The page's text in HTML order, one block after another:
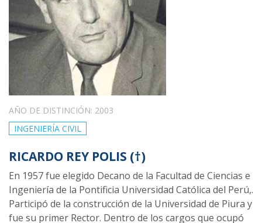
AÑO DE DISTINCIÓN: 2003
INGENIERÍA CIVIL
RICARDO REY POLIS (†)
En 1957 fue elegido Decano de la Facultad de Ciencias e
Ingeniería de la Pontificia Universidad Católica del Perú,.
Participó de la construcción de la Universidad de Piura y
fue su primer Rector. Dentro de los cargos que ocupó